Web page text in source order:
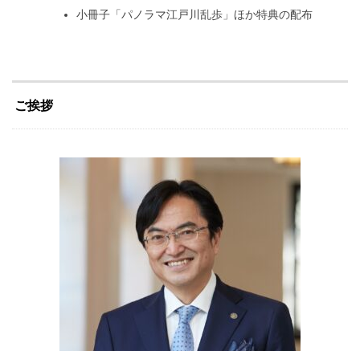
小冊子「パノラマ江戸川乱歩」ほか特典の配布
ご挨拶